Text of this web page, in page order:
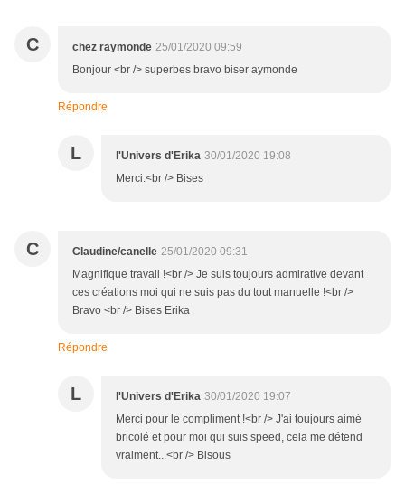
C chez raymonde 25/01/2020 09:59
Bonjour <br /> superbes bravo biser aymonde
Répondre
L l'Univers d'Erika 30/01/2020 19:08
Merci.<br /> Bises
C Claudine/canelle 25/01/2020 09:31
Magnifique travail !<br /> Je suis toujours admirative devant
ces créations moi qui ne suis pas du tout manuelle !<br />
Bravo <br /> Bises Erika
Répondre
L l'Univers d'Erika 30/01/2020 19:07
Merci pour le compliment !<br /> J'ai toujours aimé
bricolé et pour moi qui suis speed, cela me détend
vraiment...<br /> Bisous